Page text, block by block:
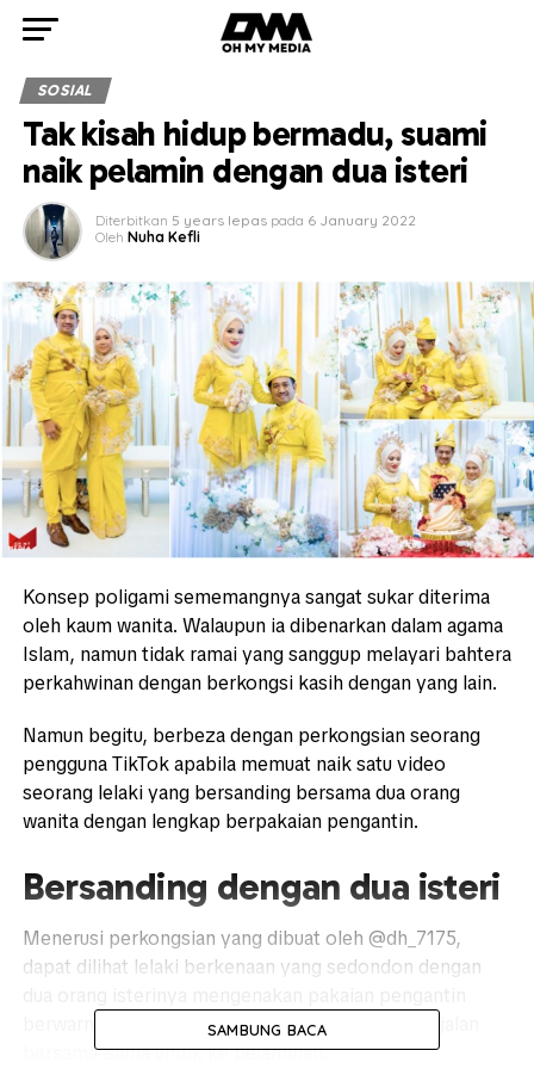
SOSIAL
Tak kisah hidup bermadu, suami
naik pelamin dengan dua isteri
Diterbitkan 5 years lepas pada 6 January 2022
Oleh Nuha Kefli
Konsep poligami sememangnya sangat sukar diterima
oleh kaum wanita. Walaupun ia dibenarkan dalam agama
Islam, namun tidak ramai yang sanggup melayari bahtera
perkahwinan dengan berkongsi kasih dengan yang lain.
Namun begitu, berbeza dengan perkongsian seorang
pengguna TikTok apabila memuat naik satu video
seorang lelaki yang bersanding bersama dua orang
wanita dengan lengkap berpakaian pengantin.
Bersanding dengan dua isteri
Menerusi perkongsian yang dibuat oleh @dh_7175,
dapat dilihat lelaki berkenaan yang sedondon dengan
berwarna kuning masuk ke dalam dewan dan berjalan
bersama-sama untuk ke pelaminan.
SAMBUNG BACA